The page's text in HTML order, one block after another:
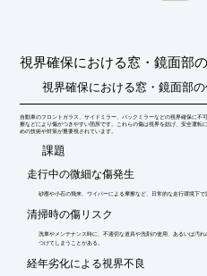
※「PDFダウンロード」より、カ
ます。
視界確保における窓・鏡面部
視界確保における窓・鏡面部
自動車のフロントガラス、サイドミラー、バックミラーなどの視界確保に不
擦などにより傷がつきやすい箇所です。これらの傷は視界を妨げ、安全運転
めの技術や対策が重要視されています。
​課題
走行中の微細な傷発生
砂塵や小石の飛来、ワイパーによる摩擦など、日常的な走行環境下で
清掃時の傷リスク
洗車やメンテナンス時に、不適切な道具や洗剤の使用、あるいは汚
つけてしまうことがある。
経年劣化による視界不良